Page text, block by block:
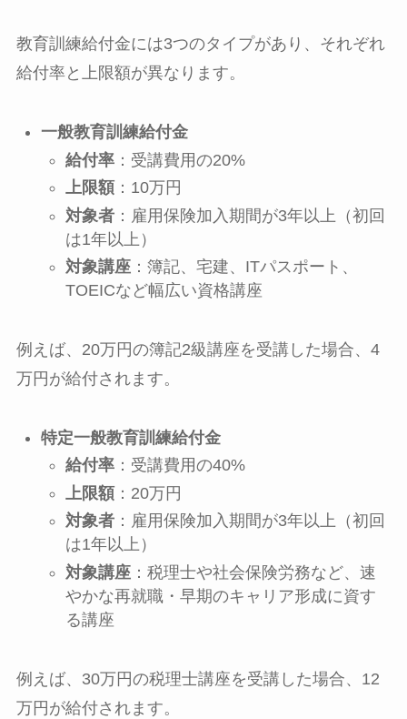
教育訓練給付金には3つのタイプがあり、それぞれ
給付率と上限額が異なります。
一般教育訓練給付金
給付率：受講費用の20%
上限額：10万円
対象者：雇用保険加入期間が3年以上（初回
は1年以上）
対象講座：簿記、宅建、ITパスポート、
TOEICなど幅広い資格講座
例えば、20万円の簿記2級講座を受講した場合、4
万円が給付されます。
特定一般教育訓練給付金
給付率：受講費用の40%
上限額：20万円
対象者：雇用保険加入期間が3年以上（初回
は1年以上）
対象講座：税理士や社会保険労務など、速
やかな再就職・早期のキャリア形成に資す
る講座
例えば、30万円の税理士講座を受講した場合、12
万円が給付されます。